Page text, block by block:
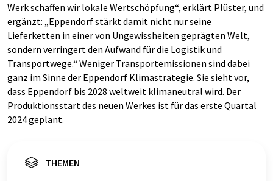
Werk schaffen wir lokale Wertschöpfung“, erklärt Plüster, und
ergänzt: „Eppendorf stärkt damit nicht nur seine
Lieferketten in einer von Ungewissheiten geprägten Welt,
sondern verringert den Aufwand für die Logistik und
Transportwege.“ Weniger Transportemissionen sind dabei
ganz im Sinne der Eppendorf Klimastrategie. Sie sieht vor,
dass Eppendorf bis 2028 weltweit klimaneutral wird. Der
Produktionsstart des neuen Werkes ist für das erste Quartal
2024 geplant.
THEMEN